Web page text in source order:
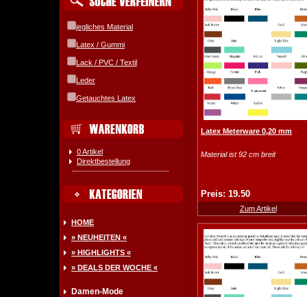
jegliches Material
Latex / Gummi
Lack / PVC / Textil
Leder
Getauchtes Latex
0 Artikel
Direktbestellung
HOME
» NEUHEITEN «
» HIGHLIGHTS «
» DEALS DER WOCHE «
Damen-Mode
Latex Meterware 0,20 mm
Material ist 92 cm breit
Preis: 19.50
Zum Artikel